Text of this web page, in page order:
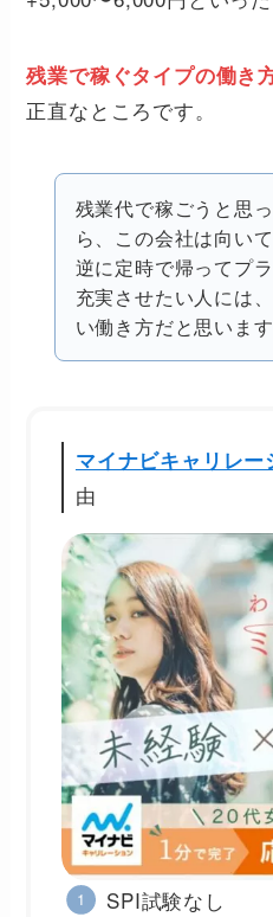
残業で稼ぐタイプの働き
正直なところです。
残業代で稼ごうと思
ら、この会社は向いて
逆に定時で帰ってプ
充実させたい人には
い働き方だと思います
マイナビキャリレー
由
SPI試験なし